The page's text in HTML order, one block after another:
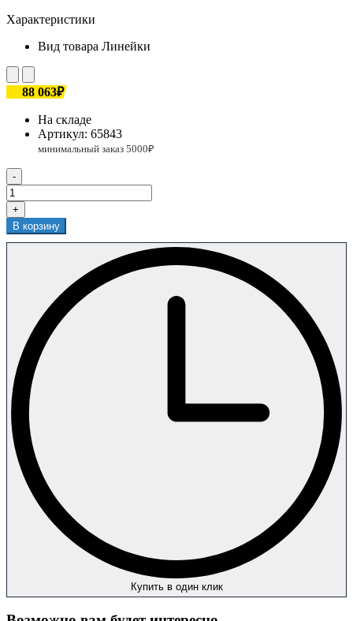
Характеристики
Вид товара Линейки
88 063₽
На складе
Артикул: 65843
-
+
В корзину
Купить в один клик